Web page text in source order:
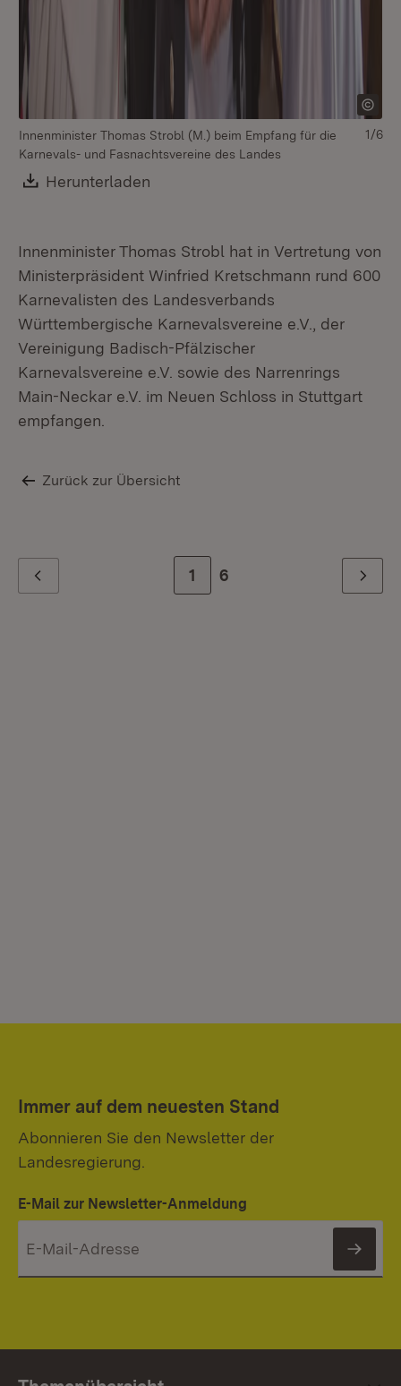
Innenminister Thomas Strobl (M.) beim Empfang für die
Karnevals- und Fasnachtsvereine des Landes
Download:
Herunterladen
1/6
Innenminister Thomas Strobl hat in Vertretung von
Ministerpräsident Winfried Kretschmann rund 600
Karnevalisten des Landesverbands
Württembergische Karnevalsvereine e.V., der
Vereinigung Badisch-Pfälzischer
Karnevalsvereine e.V. sowie des Narrenrings
Main-Neckar e.V. im Neuen Schloss in Stuttgart
empfangen.
Zurück zur Übersicht
Zur Seite
1 Zur letzten Seite
6 Weiter
Immer auf dem neuesten Stand
Abonnieren Sie den Newsletter der
Landesregierung.
E-Mail zur Newsletter-Anmeldung